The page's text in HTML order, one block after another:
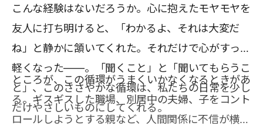
こんな経験はないだろうか。心に抱えたモヤモヤを
友人に打ち明けると、「わかるよ、それは大変だ
ね」と静かに頷いてくれた。それだけで心がすっと
軽くなった――。「聞くこと」と「聞いてもらうこ
と」、このささやかな循環は、私たちの日常を少し
だけやさしいものにしてくれる。
ところが、この循環がうまくいかなくなるときがあ
る。ギスギスした職場、別居中の夫婦、子をコント
ロールしようとする親など、人間関係に不信が横た